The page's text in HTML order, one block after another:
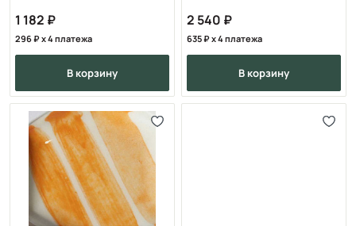
1 182
296 x 4 платежа
в корзину
2 540
635 x 4 платежа
в корзину